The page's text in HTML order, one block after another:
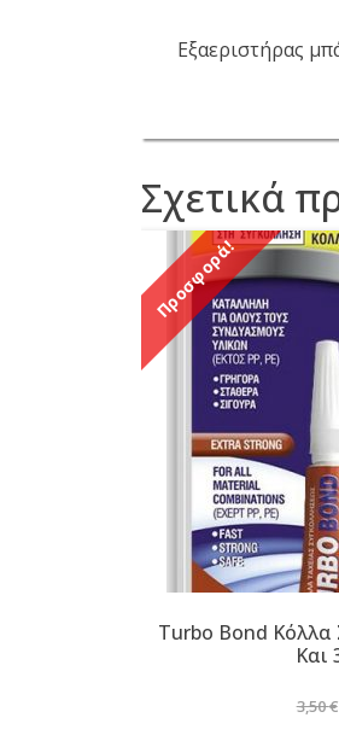
Εξαεριστήρας
Σχετικά
Προσφορά!
Turbo Bond Κόλλα
Και
3,50€